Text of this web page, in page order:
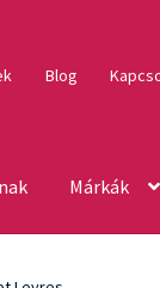
Blog
Márkák